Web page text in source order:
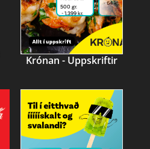
Krónan - Uppskriftir